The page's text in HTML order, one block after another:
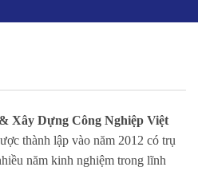
Xây Dựng Công Nghiệp Việt
thành lập vào năm 2012 có trụ
năm kinh nghiệm trong lĩnh